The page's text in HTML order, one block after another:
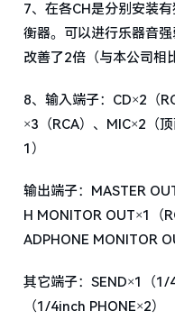
7、在各CH是分别安装
衡器。可以进行乐器音
改善了2倍（与本公司相
8、输入端子：CD×2（
×3（RCA）、MIC×2（
1）
输出端子：MASTER
H MONITOR OUT×1（
ADPHONE MONITOR
其它端子：SEND×1（1/
（1/4inch PHONE×2）